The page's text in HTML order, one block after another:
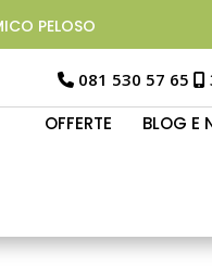
PELOSO
081 530 57 65
OFFERTE BLOG E